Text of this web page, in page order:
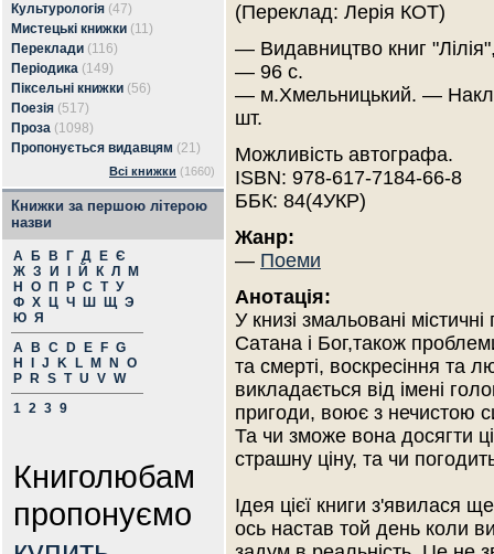
Культурологія (47)
Мистецькі книжки (11)
Переклади (116)
Періодика (149)
Піксельні книжки (56)
Поезія (517)
Проза (1098)
Пропонується видавцям (21)
Всі книжки (1660)
Книжки за першою літерою
назви
А Б В Г Д Е Є
Ж З И Й К Л
М
Н
О П Р С Т У
Ф Х Ц Ч Ш Щ Э
Ю Я
A
B C D E F G
H
J K L M N
O
P
R S T U V W
1 2 3 9
Книголюбам
пропонуємо
(Переклад: Лерія КОТ)
— Видавництво книг
— 96 с.
— м.Хмельницький. —
шт.
Можливість автографа.
ISBN: 978-617-7184-66-8
ББК: 84(4УКР)
Жанр:
— Поеми
Анотація:
У книзі змальовані містичні
Сатана і Бог,також
та смерті, воскресіння та
викладається від імені
пригоди, воює з нечистою
Та чи зможе вона досягти
страшну ціну, та чи
Ідея цієї книги з'явилася
ось настав той день коли